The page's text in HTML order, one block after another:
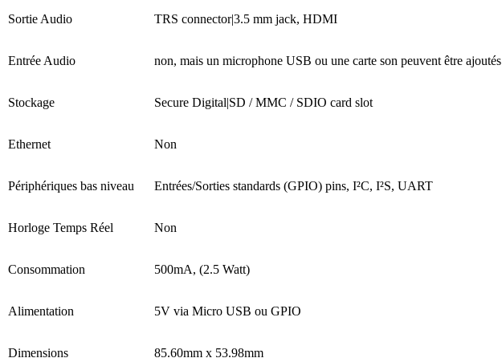
Sortie Audio TRS connector|3.5 mm jack, HDMI
Entrée Audio non, mais un microphone USB ou une carte son peuvent être ajoutés
Stockage Secure Digital|SD / MMC / SDIO card slot
Ethernet Non
Périphériques bas niveau Entrées/Sorties standards (GPIO) pins, I²C, I²S, UART
Horloge Temps Réel Non
Consommation 500mA, (2.5 Watt)
Alimentation 5V via Micro USB ou GPIO
Dimensions 85.60mm x 53.98mm